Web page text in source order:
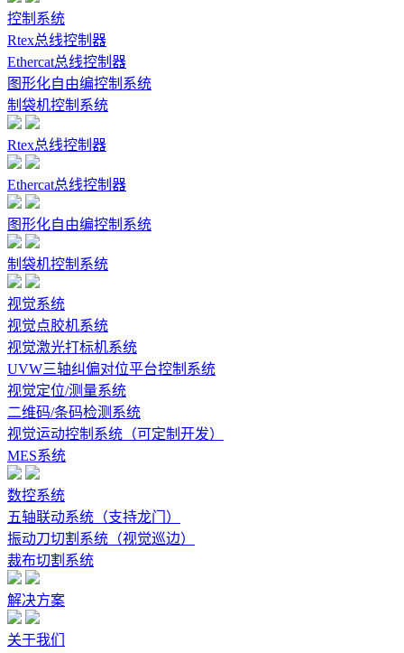
控制系统
Rtex总线控制器
Ethercat总线控制器
图形化自由编控制系统
制袋机控制系统
Rtex总线控制器
Ethercat总线控制器
图形化自由编控制系统
制袋机控制系统
视觉系统
视觉点胶机系统
视觉激光打标机系统
UVW三轴纠偏对位平台控制系统
视觉定位/测量系统
二维码/条码检测系统
视觉运动控制系统（可定制开发）
MES系统
数控系统
五轴联动系统（支持龙门）
振动刀切割系统（视觉巡边）
裁布切割系统
解决方案
关于我们